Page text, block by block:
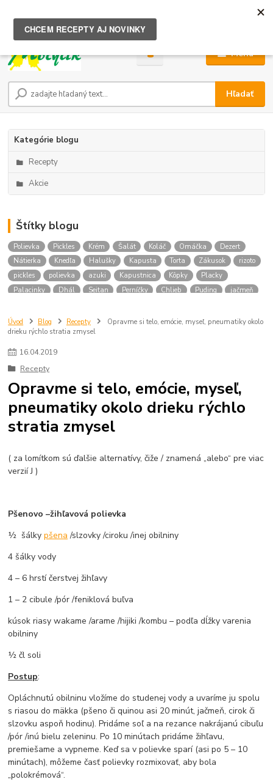
Menu
Hľadať
ks
0,00 €
Kategórie blogu
Recepty
Akcie
Štítky blogu
Polievka Pickles Krém Šalát Koláč Omáčka
Dezert
Nátierka
Knedľa Halušky Kapusta Torta Zákusok
rizoto
pickles
polievka azuki Kapustnica Kôpky
Placky
Palacinky
Dhál Seitan Perníčky Chlieb Puding
jačmeň
mungo
pyré cirok Nákyp Vanilkové rožteky
Raž
Jednozrnka
Špenát
Rezy
Vianoce
Úvod Blog Recepty
Opravme si telo, emócie, myseľ, pneumatiky okolo
drieku rýchlo stratia zmysel
16.04.2019
Recepty
Opravme si telo, emócie, myseľ,
pneumatiky okolo drieku rýchlo
stratia zmysel
( za lomítkom sú ďalšie alternatívy, čiže / znamená „alebo“ pre viac
verzií J )
Pšenovo –žihľavová polievka
½ šálkypšena /slzovky /ciroku /inej obilniny
4 šálky vody
4 – 6 hrstí čerstvej žihľavy
1 – 2 cibule /pór /feniklová buľva
kúsok riasy wakame /arame /hijiki /kombu – podľa dĺžky varenia
obilniny
½ čl soli
Postup:
Opláchnutú obilninu vložíme do studenej vody a uvaríme ju spolu
s riasou do mäkka (pšeno či quinou asi 20 minút, jačmeň, cirok či
slzovku aspoň hodinu). Pridáme soľ a na rezance nakrájanú cibuľu
/pór /inú bielu zeleninu. Po 10 minútach pridáme žihľavu,
premiešame a vypneme. Keď sa v polievke sparí (asi po 5 – 10
minútach), môžeme časť polievky rozmixovať, aby bola
„polokrémová“.